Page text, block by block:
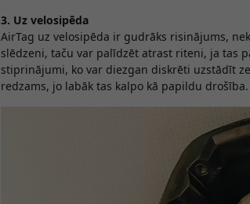
3. Uz velosipēda
AirTag uz velosipēda ir gudrāks risinājums,
slēdzeni, taču var palīdzēt atrast riteni, ja tas
stiprinājumi, ko var diezgan diskrēti uzstādīt
redzams, jo labāk tas kalpo kā papildu drošība.